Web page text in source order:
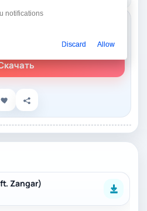
Zangar)
notifications
Discard Allow